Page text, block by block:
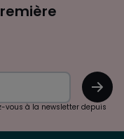
OK
vous à la newsletter depuis